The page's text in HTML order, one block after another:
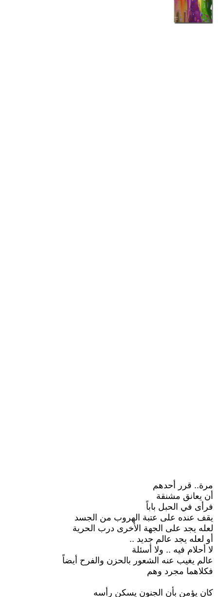
مرة.. قرر أحدهم
أن يعانق مشنقة
فرأى في الحبل باباً
يقف عنده على عتبة الهروب من الجسد
لعله يجد على الجهة الأخرى درب الحرية
أو لعله يجد عالم جديد ..
لا أحلام فيه .. ولا أسئلة
عالم يغيب عنه الشعور بالحزن والفرح أيضاً
فكلاهما مجرد وهم
كان يؤمن بأن الجنون يسكن رأسه